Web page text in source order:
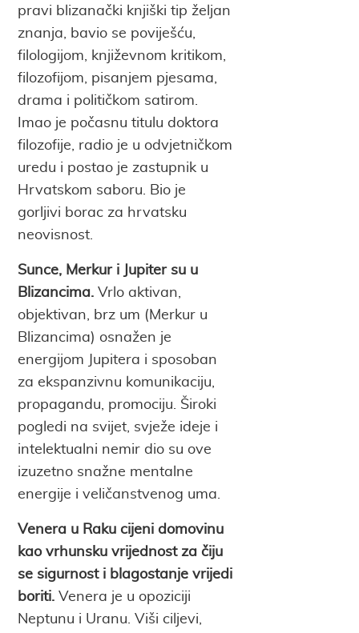
pravi blizanački knjiški tip željan
znanja, bavio se poviješću,
filologijom, književnom kritikom,
filozofijom, pisanjem pjesama,
drama i političkom satirom.
Imao je počasnu titulu doktora
filozofije, radio je u odvjetničkom
uredu i postao je zastupnik u
Hrvatskom saboru. Bio je
gorljivi borac za hrvatsku
neovisnost.
Sunce, Merkur i Jupiter su u
Blizancima. Vrlo aktivan,
objektivan, brz um (Merkur u
Blizancima) osnažen je
energijom Jupitera i sposoban
za ekspanzivnu komunikaciju,
propagandu, promociju. Široki
pogledi na svijet, svježe ideje i
intelektualni nemir dio su ove
izuzetno snažne mentalne
energije i veličanstvenog uma.
Venera u Raku cijeni domovinu
kao vrhunsku vrijednost za čiju
se sigurnost i blagostanje vrijedi
boriti. Venera je u opoziciji
Neptunu i Uranu. Viši ciljevi,